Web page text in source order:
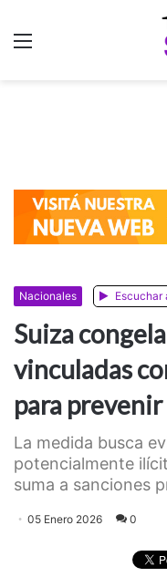
Nacionales Escuchar
Suiza
vinculadas
para
La medida busca
potencialmente
suma a sanciones
05 Enero 2026 0